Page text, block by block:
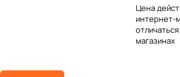
Цена
интернет-
магазинах